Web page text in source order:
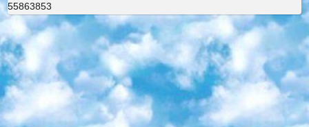
55863853